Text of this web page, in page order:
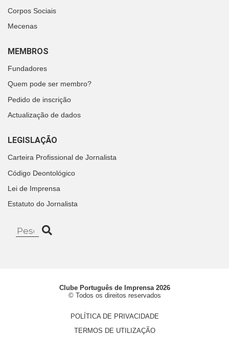
Corpos Sociais
Mecenas
MEMBROS
Fundadores
Quem pode ser membro?
Pedido de inscrição
Actualização de dados
LEGISLAÇÃO
Carteira Profissional de Jornalista
Código Deontológico
Lei de Imprensa
Estatuto do Jornalista
Clube Português de Imprensa 2026
© Todos os direitos reservados
POLÍTICA DE PRIVACIDADE
TERMOS DE UTILIZAÇÃO